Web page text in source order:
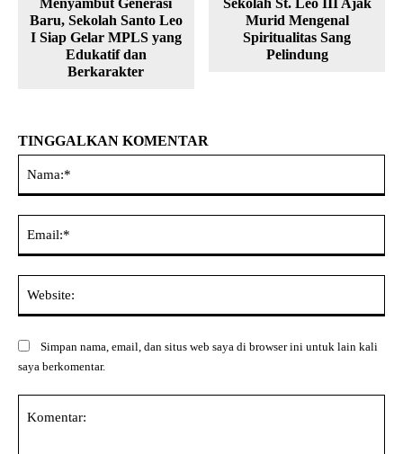
Baru, Sekolah Santo Leo
I Siap Gelar MPLS yang
Edukatif dan
Berkarakter
Murid Mengenal
Spiritualitas Sang
Pelindung
TINGGALKAN KOMENTAR
Simpan nama, email, dan situs web saya di browser ini untuk lain kali
saya berkomentar.